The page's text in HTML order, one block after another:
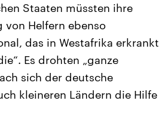
Staaten müssten ihre
Helfern ebenso
das in Westafrika erkrankt
Es drohten „ganze
sich der deutsche
kleineren Ländern die Hilfe